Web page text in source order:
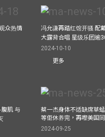
众热情
冯允谦再踏红馆开骚 配
大露背合唱 星级乐团逾
2024-10-10
更多
肌 与
蔡一杰身体不适缺席草
等佢休养完，再嚟美国
2024-09-25